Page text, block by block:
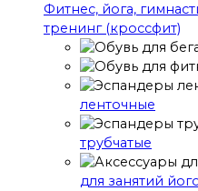
Фитнес, йога,
тренинг (кроссфит)
ленточные
трубчатые
для занятий